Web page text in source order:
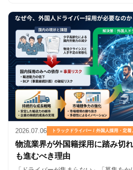
2026.07.06 トラックドライバー / 外国人採用・定着
物流業界が外国籍採用に踏み切
も進むべき理由